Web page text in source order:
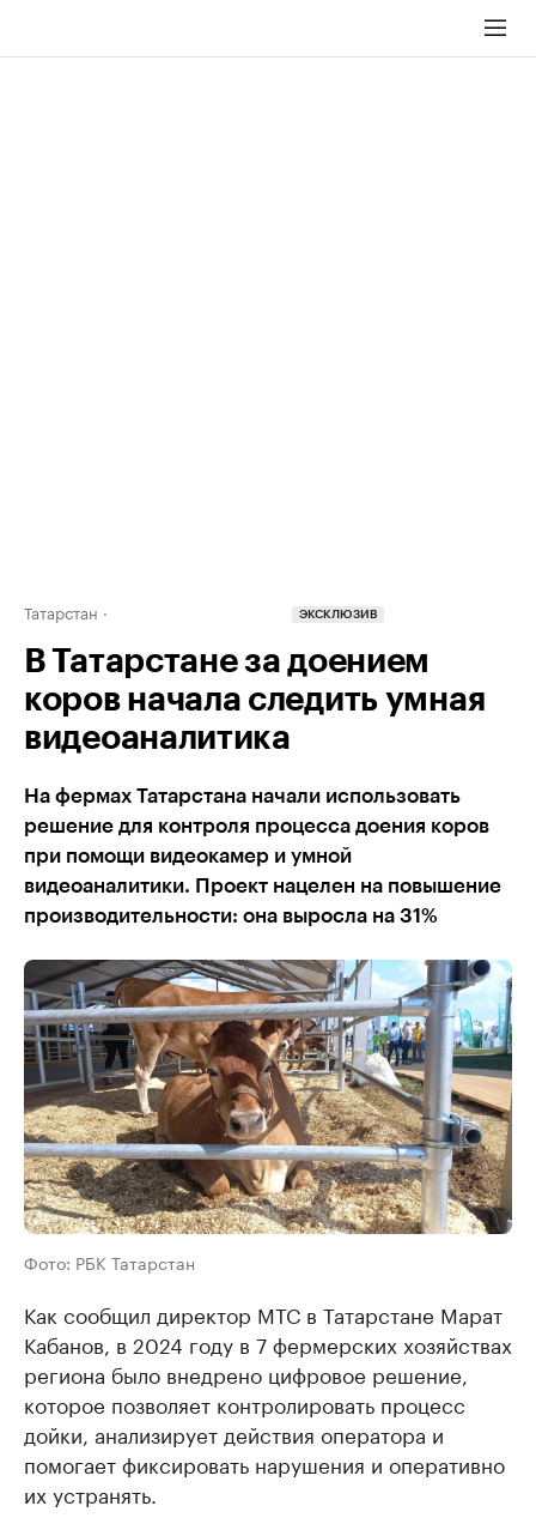
Татарстан ЭКСКЛЮЗИВ
В Татарстане за доением
коров начала следить умная
видеоаналитика
На фермах Татарстана начали использовать
решение для контроля процесса доения коров
при помощи видеокамер и умной
видеоаналитики. Проект нацелен на повышение
производительности: она выросла на 31%
Фото: РБК Татарстан
Как сообщил директор МТС в Татарстане Марат
Кабанов, в 2024 году в 7 фермерских хозяйствах
региона было внедрено цифровое решение,
которое позволяет контролировать процесс
дойки, анализирует действия оператора и
помогает фиксировать нарушения и оперативно
их устранять.